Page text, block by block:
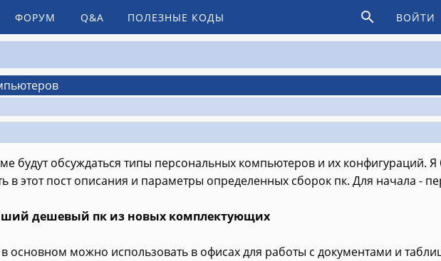
ФОРУМ Q&A ПОЛЕЗНЫЕ КОДЫ ВОЙТИ
будут обсуждаться типы персональных компьютеров и их конфигураций. Я
в этот пост описания и параметры определенных сборок пк. Для начала -
дешевый пк из новых комплектующих
основном можно использовать в офисах для работы с документами и